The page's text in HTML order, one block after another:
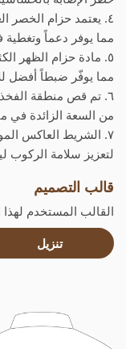
٤. يعتمد حزام الخصر
مما يوفر دعماً وتغطية
مما يوفّر ضبطاً أفضل
٦. تم قص منطقة
من السعة الزائدة في
٧. الشريط العاكس
لتعزيز سلامة الركوب
قالب التصميم
القالب المستخدم لهذا
تنزيل